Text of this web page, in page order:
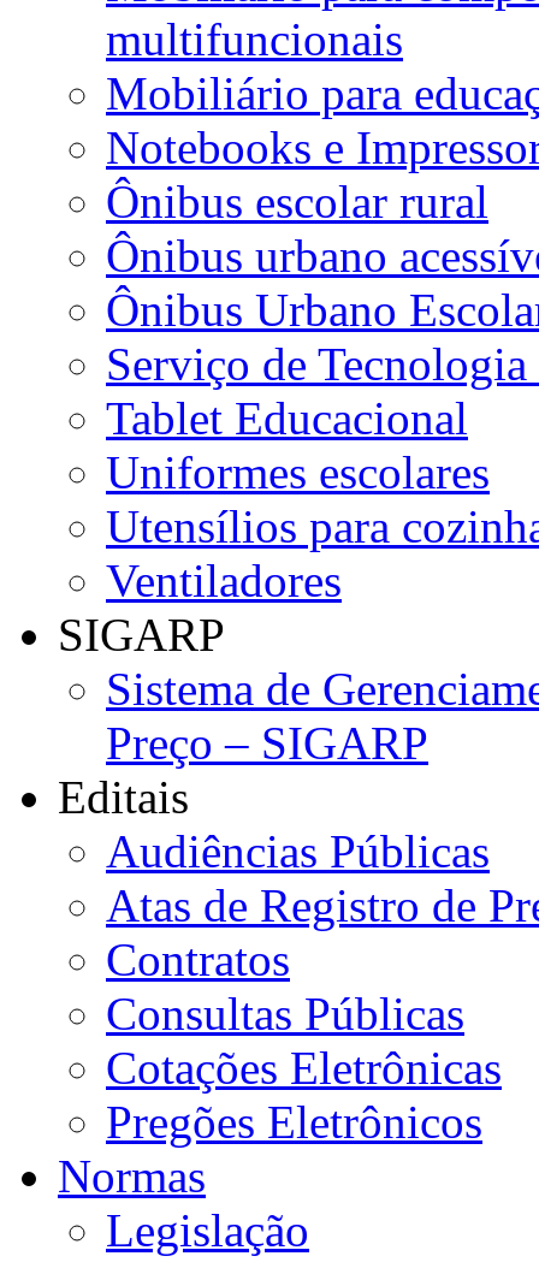
multifuncionais
Mobiliário para
Notebooks e
Ônibus escolar rural
Ônibus urbano
Ônibus Urbano
Serviço de
Tablet Educacional
Uniformes escolares
Utensílios para
Ventiladores
SIGARP
Sistema de
Preço – SIGARP
Editais
Audiências Públicas
Atas de Registro de
Contratos
Consultas Públicas
Cotações Eletrônicas
Pregões Eletrônicos
Normas
Legislação